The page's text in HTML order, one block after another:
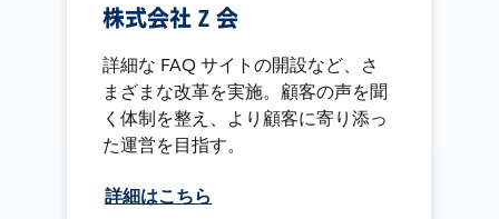
株式会社 Z 会
詳細な FAQ サイトの開設など、さ
まざまな改革を実施。顧客の声を聞
く体制を整え、より顧客に寄り添っ
た運営を目指す。
詳細はこちら